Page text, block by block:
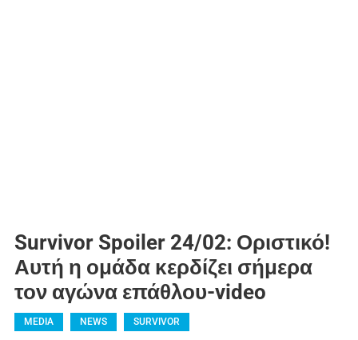
Survivor Spoiler 24/02: Οριστικό!
Αυτή η ομάδα κερδίζει σήμερα
τον αγώνα επάθλου-video
MEDIA NEWS SURVIVOR